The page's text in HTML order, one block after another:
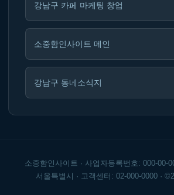
강남구 카페 마케팅 창업
소중함인사이트 메인
강남구 동네소식지
소중함인사이트 · 사업자등록번호: 000-00-
서울특별시 · 고객센터: 02-000-0000 ·